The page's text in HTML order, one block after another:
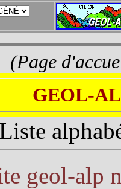
(Page
GEOL-
Liste
geol-alp